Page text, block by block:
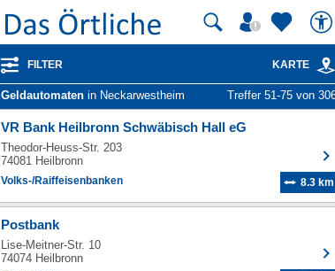
FILTER KARTE
Geldautomaten in Neckarwestheim Treffer 51-75 von
VR Bank Heilbronn Schwäbisch Hall eG
Theodor-Heuss-Str. 203
74081 Heilbronn
Volks-/Raiffeisenbanken 8.3 km
Postbank
Lise-Meitner-Str. 10
74074 Heilbronn